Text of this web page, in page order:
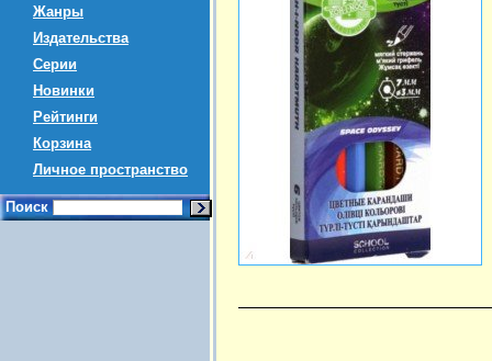
Жанры
Издательства
Серии
Новинки
Рейтинги
Корзина
Личное пространство
Поиск